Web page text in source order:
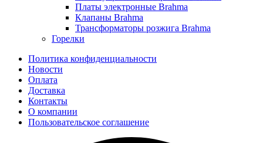
Платы электронные Brahma
Клапаны Brahma
Трансформаторы розжига Brahma
Горелки
Политика конфиденциальности
Новости
Оплата
Доставка
Контакты
О компании
Пользовательское соглашение